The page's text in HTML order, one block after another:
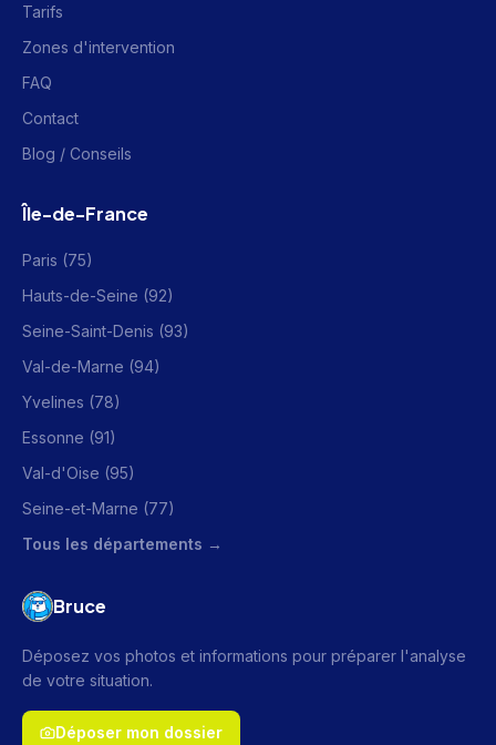
Tarifs
Zones d'intervention
FAQ
Contact
Blog / Conseils
Île-de-France
Paris (75)
Hauts-de-Seine (92)
Seine-Saint-Denis (93)
Val-de-Marne (94)
Yvelines (78)
Essonne (91)
Val-d'Oise (95)
Seine-et-Marne (77)
Tous les départements →
Bruce
Déposez vos photos et informations pour préparer l'analyse
de votre situation.
Déposer mon dossier